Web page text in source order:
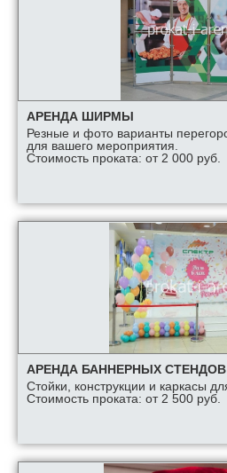
АРЕНДА ШИРМЫ
Резные и фото варианты
для вашего мероприятия.
Стоимость проката: от 2 000 руб.
АРЕНДА БАННЕРНЫХ СТЕНДОВ
Стойки, конструкции и каркасы
Стоимость проката: от 2 500 руб.